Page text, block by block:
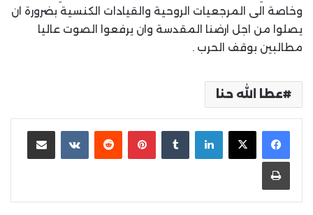
وخاصة الى المرجعيات الروحية والقيادات الكنسية بضرورة ان
يصلوا من اجل ارضنا المقدسة وان يرفعوا الصوت عاليا
مطالبين بوقف الحرب .
عطا الله حنا
لينكدإن بينتيريست مشاركة عبر البريد
طباعة